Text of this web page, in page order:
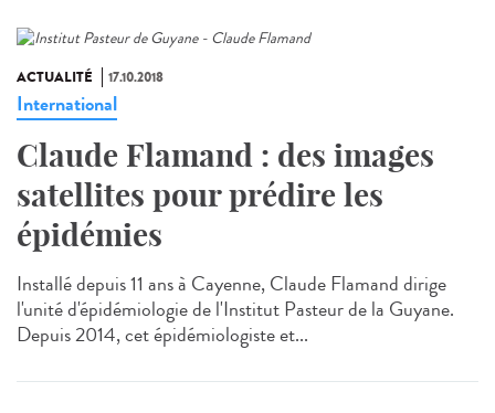
ACTUALITÉ 17.10.2018
International
Claude Flamand : des images
satellites pour prédire les
épidémies
Installé depuis 11 ans à Cayenne, Claude Flamand dirige
l'unité d'épidémiologie de l'Institut Pasteur de la Guyane.
Depuis 2014, cet épidémiologiste et...